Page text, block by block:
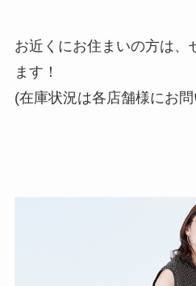
お近くにお住まいの方は、
ます！
(在庫状況は各店舗様にお